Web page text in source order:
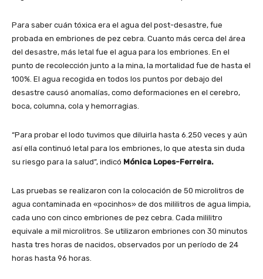
Para saber cuán tóxica era el agua del post-desastre, fue
probada en embriones de pez cebra. Cuanto más cerca del área
del desastre, más letal fue el agua para los embriones. En el
punto de recolección junto a la mina, la mortalidad fue de hasta el
100%. El agua recogida en todos los puntos por debajo del
desastre causó anomalías, como deformaciones en el cerebro,
boca, columna, cola y hemorragias.
“Para probar el lodo tuvimos que diluirla hasta 6.250 veces y aún
así ella continuó letal para los embriones, lo que atesta sin duda
su riesgo para la salud”, indicó Mónica Lopes-Ferreira.
Las pruebas se realizaron con la colocación de 50 microlitros de
agua contaminada en «pocinhos» de dos mililitros de agua limpia,
cada uno con cinco embriones de pez cebra. Cada mililitro
equivale a mil microlitros. Se utilizaron embriones con 30 minutos
hasta tres horas de nacidos, observados por un período de 24
horas hasta 96 horas.